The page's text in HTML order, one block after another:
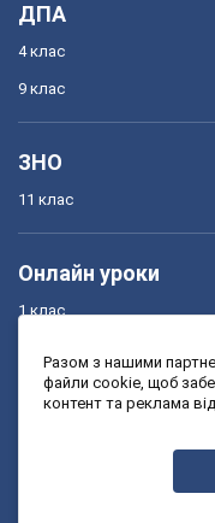
ДПА
4 клас
9 клас
ЗНО
11 клас
Онлайн уроки
1 клас
3 клас
Разом з нашими
файли cookie, щоб
контент та реклама